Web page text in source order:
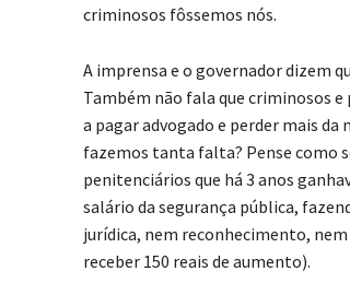
criminosos fôssemos nós.
A imprensa e o governador dizem
Também não fala que criminosos
a pagar advogado e perder mais
fazemos tanta falta? Pense como
penitenciários que há 3 anos
salário da segurança pública,
jurídica, nem reconhecimento,
receber 150 reais de aumento).